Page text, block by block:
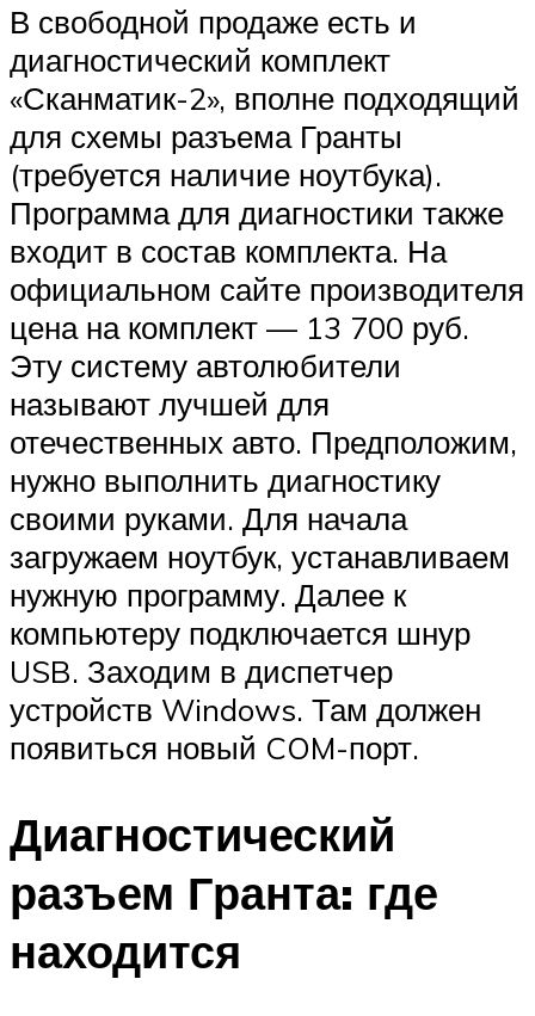
В свободной продаже есть и
диагностический комплект
«Сканматик-2», вполне подходящий
для схемы разъема Гранты
(требуется наличие ноутбука).
Программа для диагностики также
входит в состав комплекта. На
официальном сайте производителя
цена на комплект — 13 700 руб.
Эту систему автолюбители
называют лучшей для
отечественных авто. Предположим,
нужно выполнить диагностику
своими руками. Для начала
загружаем ноутбук, устанавливаем
нужную программу. Далее к
компьютеру подключается шнур
USB. Заходим в диспетчер
устройств Windows. Там должен
появиться новый COM-порт.
Диагностический
разъем Гранта: где
находится